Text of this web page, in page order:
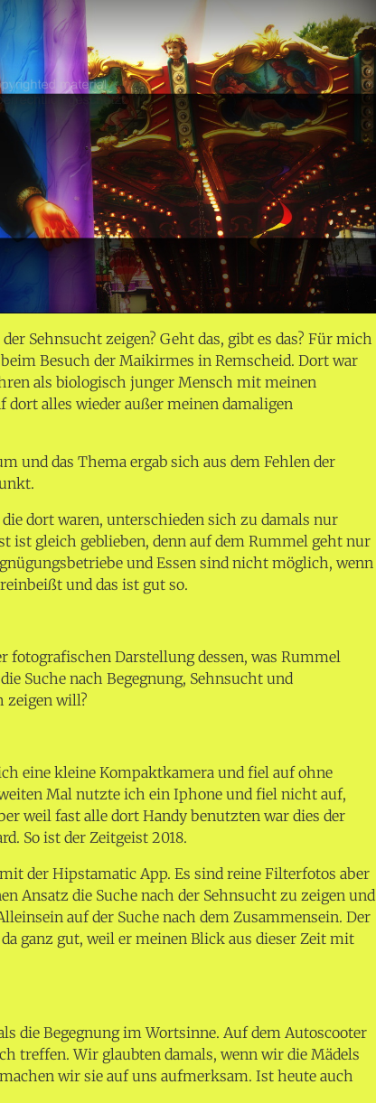
Sehnsucht zeigen? Geht das, gibt es das? Für mich
Besuch der Maikirmes in Remscheid. Dort war
als biologisch junger Mensch mit meinen
dort alles wieder außer meinen damaligen
und das Thema ergab sich aus dem Fehlen der
dort waren, unterschieden sich zu damals nur
ist gleich geblieben, denn auf dem Rummel geht nur
und Essen sind nicht möglich, wenn
und das ist gut so.
fotografischen Darstellung dessen, was Rummel
Suche nach Begegnung, Sehnsucht und
zeigen will?
eine kleine Kompaktkamera und fiel auf ohne
Mal nutzte ich ein Iphone und fiel nicht auf,
weil fast alle dort Handy benutzten war dies der
So ist der Zeitgeist 2018.
der Hipstamatic App. Es sind reine Filterfotos aber
Ansatz die Suche nach der Sehnsucht zu zeigen und
auf der Suche nach dem Zusammensein. Der
ganz gut, weil er meinen Blick aus dieser Zeit mit
die Begegnung im Wortsinne. Auf dem Autoscooter
treffen. Wir glaubten damals, wenn wir die Mädels
wir sie auf uns aufmerksam. Ist heute auch